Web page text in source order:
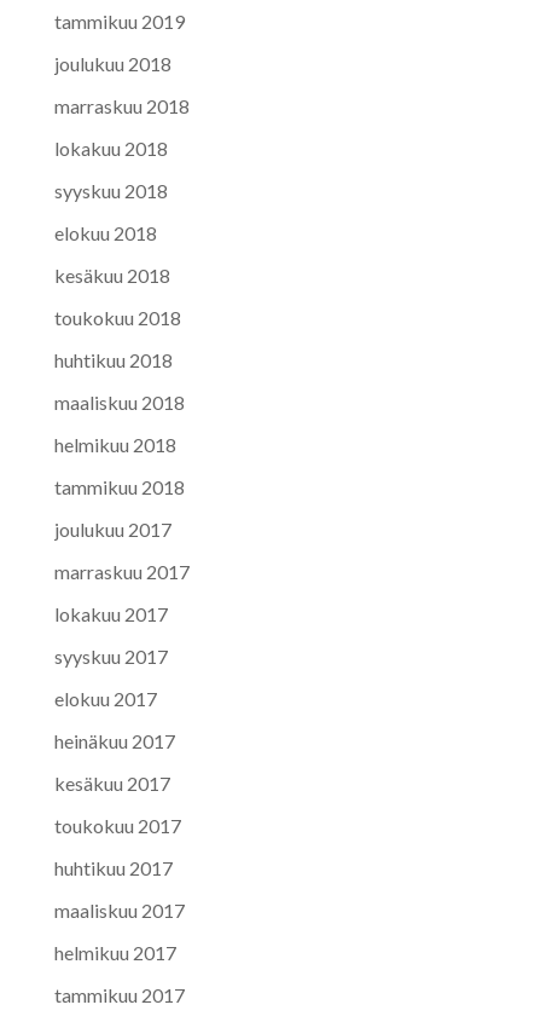
tammikuu 2019
joulukuu 2018
marraskuu 2018
lokakuu 2018
syyskuu 2018
elokuu 2018
kesäkuu 2018
toukokuu 2018
huhtikuu 2018
maaliskuu 2018
helmikuu 2018
tammikuu 2018
joulukuu 2017
marraskuu 2017
lokakuu 2017
syyskuu 2017
elokuu 2017
heinäkuu 2017
kesäkuu 2017
toukokuu 2017
huhtikuu 2017
maaliskuu 2017
helmikuu 2017
tammikuu 2017